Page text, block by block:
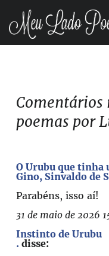
POETAS
COMUNIDADE
Comentários
poemas por
O Urubu que tinha
Gino, Sinvaldo de
Parabéns, isso aí!
31 de maio de 2026
Instinto de Urubu
. disse: